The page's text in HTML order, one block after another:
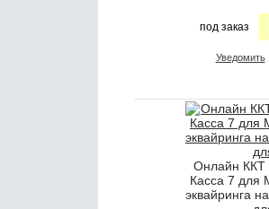
под заказ
Уведомить
Онлайн ККТ
Касса 7 для
эквайринга